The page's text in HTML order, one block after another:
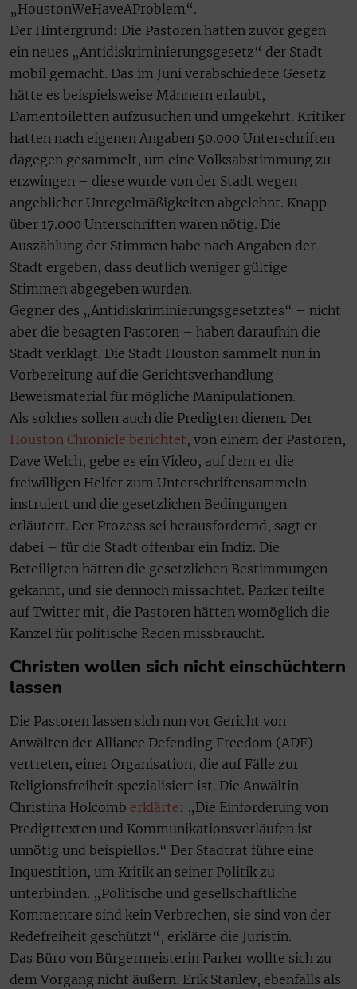
„HoustonWeHaveAProblem“.
Der Hintergrund: Die Pastoren hatten zuvor gegen
ein neues „Antidiskriminierungsgesetz“ der Stadt
mobil gemacht. Das im Juni verabschiedete Gesetz
hätte es beispielsweise Männern erlaubt,
Damentoiletten aufzusuchen und umgekehrt. Kritiker
hatten nach eigenen Angaben 50.000 Unterschriften
dagegen gesammelt, um eine Volksabstimmung zu
erzwingen – diese wurde von der Stadt wegen
angeblicher Unregelmäßigkeiten abgelehnt. Knapp
über 17.000 Unterschriften waren nötig. Die
Auszählung der Stimmen habe nach Angaben der
Stadt ergeben, dass deutlich weniger gültige
Stimmen abgegeben wurden.
Gegner des „Antidiskriminierungsgesetztes“ – nicht
aber die besagten Pastoren – haben daraufhin die
Stadt verklagt. Die Stadt Houston sammelt nun in
Vorbereitung auf die Gerichtsverhandlung
Beweismaterial für mögliche Manipulationen.
Als solches sollen auch die Predigten dienen. Der
Houston Chronicle berichtet, von einem der Pastoren,
Dave Welch, gebe es ein Video, auf dem er die
freiwilligen Helfer zum Unterschriftensammeln
instruiert und die gesetzlichen Bedingungen
erläutert. Der Prozess sei herausfordernd, sagt er
dabei – für die Stadt offenbar ein Indiz. Die
Beteiligten hätten die gesetzlichen Bestimmungen
gekannt, und sie dennoch missachtet. Parker teilte
auf Twitter mit, die Pastoren hätten womöglich die
Kanzel für politische Reden missbraucht.
Christen wollen sich nicht einschüchtern
lassen
Die Pastoren lassen sich nun vor Gericht von
Anwälten der Alliance Defending Freedom (ADF)
vertreten, einer Organisation, die auf Fälle zur
Religionsfreiheit spezialisiert ist. Die Anwältin
Christina Holcomb erklärte: „Die Einforderung von
Predigttexten und Kommunikationsverläufen ist
unnötig und beispiellos.“ Der Stadtrat führe eine
Inquestition, um Kritik an seiner Politik zu
unterbinden. „Politische und gesellschaftliche
Kommentare sind kein Verbrechen, sie sind von der
Redefreiheit geschützt“, erklärte die Juristin.
Das Büro von Bürgermeisterin Parker wollte sich zu
dem Vorgang nicht äußern. Erik Stanley, ebenfalls als